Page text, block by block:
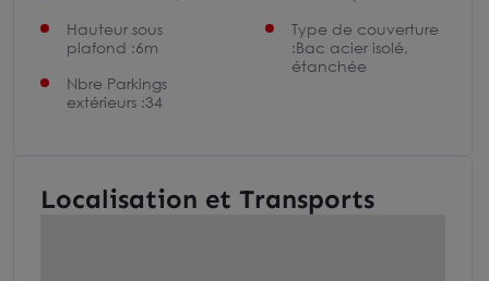
Hauteur sous
plafond :6m
Nbre Parkings
extérieurs :34
Type de couverture
:Bac acier isolé,
étanchée
Localisation et Transports